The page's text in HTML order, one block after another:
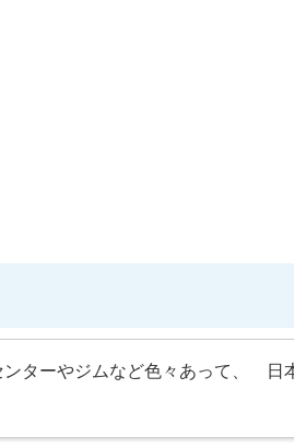
ターやジムなど色々あって、 日